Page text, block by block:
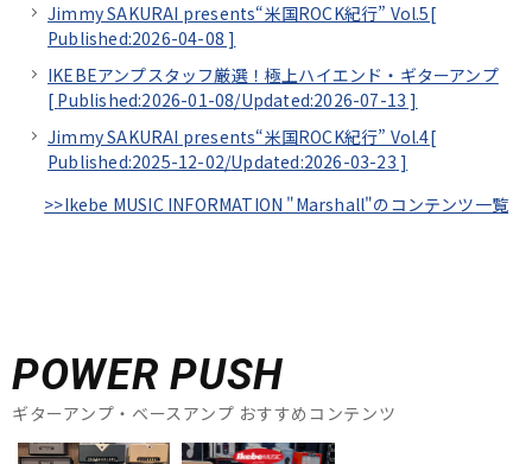
Jimmy SAKURAI presents“米国ROCK紀行” Vol.5[
Published:2026-04-08 ]
IKEBEアンプスタッフ厳選！極上ハイエンド・ギターアンプ
[ Published:2026-01-08/Updated:2026-07-13 ]
Jimmy SAKURAI presents“米国ROCK紀行” Vol.4[
Published:2025-12-02/Updated:2026-03-23 ]
>>Ikebe MUSIC INFORMATION "Marshall"のコンテンツ一覧
POWER PUSH
ギターアンプ・ベースアンプ おすすめコンテンツ